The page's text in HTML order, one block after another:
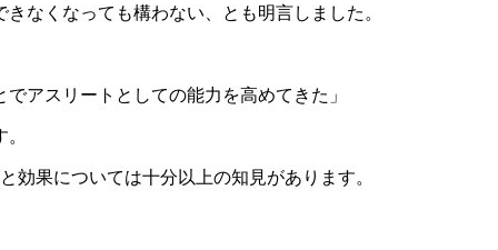
なくなっても構わない、とも明言しました。
アスリートとしての能力を高めてきた」
効果については十分以上の知見があります。